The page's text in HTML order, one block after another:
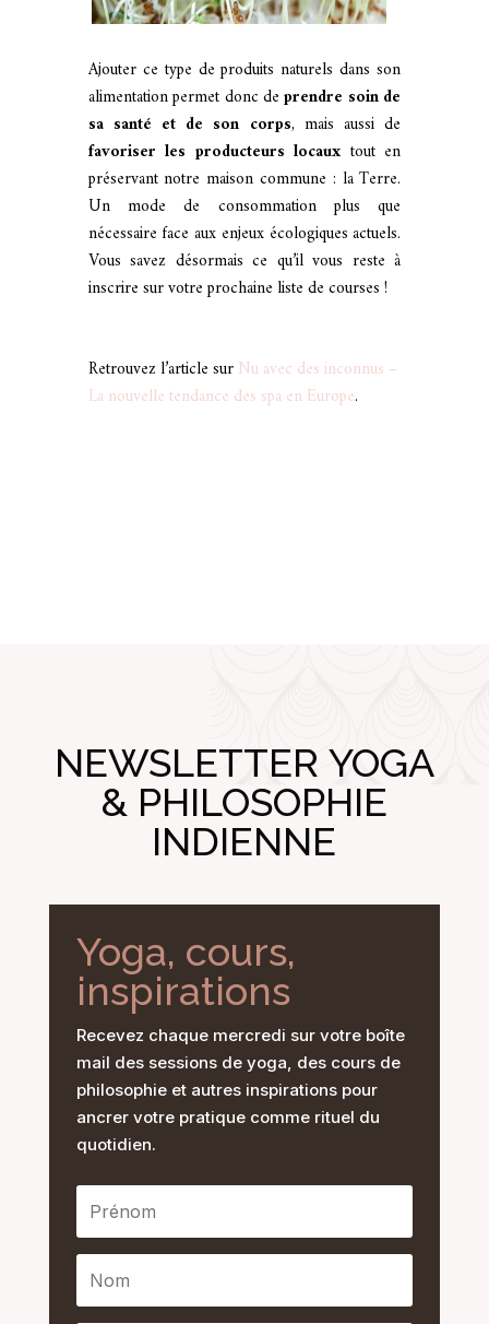
Ajouter ce type de produits naturels dans son
alimentation permet donc deprendre soin de
sa santé et de son corps, mais aussi de
favoriser les producteurs locaux tout en
préservant notre maison commune : la Terre.
Un mode de consommation plus que
nécessaire face aux enjeux écologiques actuels.
Vous savez désormais ce qu’il vous reste à
inscrire sur votre prochaine liste de courses !
Retrouvez l’article surNu avec des inconnus –
La nouvelle tendance des spa en Europe.
NEWSLETTER YOGA
& PHILOSOPHIE
INDIENNE
Yoga, cours,
inspirations
Recevez chaque mercredi sur votre boîte
mail des sessions de yoga, des cours de
philosophie et autres inspirations pour
ancrer votre pratique comme rituel du
quotidien.